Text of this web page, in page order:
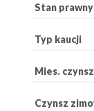
Stan prawny
Typ kaucji
Mies.
Czynsz